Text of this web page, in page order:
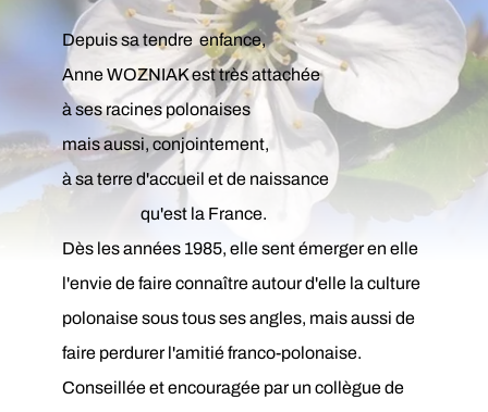
Depuis sa tendre enfance,
Anne WOZNIAK est très attachée
à ses racines polonaises
mais aussi, conjointement,
à sa terre d'accueil et de naissance
qu'est la France.
Dès les années 1985, elle sent émerger en elle
l'envie de faire connaître autour d'elle la culture
polonaise sous tous ses angles, mais aussi de
faire perdurer l'amitié franco-polonaise.
Conseillée et encouragée par un collègue de